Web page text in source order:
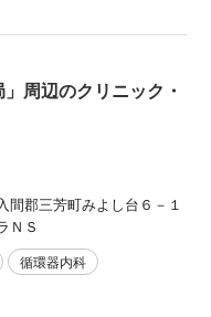
周辺のクリニック・
間郡三芳町みよし台６－１
ＮＳ
循環器内科